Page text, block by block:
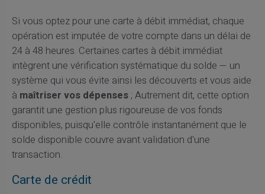
Si vous optez pour une carte à débit immédiat, chaque
opération est imputée de votre compte dans un délai de
24 à 48 heures. Certaines cartes à débit immédiat
intègrent une vérification systématique du solde — un
système qui vous évite ainsi les découverts et vous aide
à maîtriser vos dépenses; Autrement dit, cette option
garantit une gestion plus rigoureuse de vos fonds
disponibles, puisqu'elle contrôle instantanément que le
solde disponible couvre avant validation d'une
transaction.
Carte de crédit